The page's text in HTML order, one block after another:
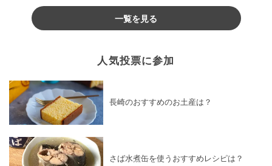
一覧を見る
人気投票に参加
長崎のおすすめのお土産は？
さば水煮缶を使うおすすめレシピは？